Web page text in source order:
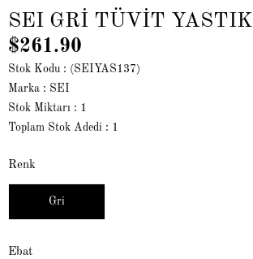
SEI GRİ TÜVİT YASTIK
$261.90
Stok Kodu
(SEIYAS137)
Marka : SEI
Stok Miktarı : 1
Toplam Stok Adedi : 1
Renk
Gri
Ebat